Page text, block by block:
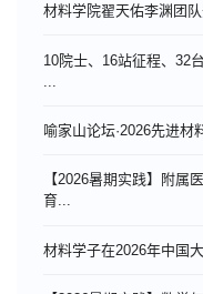
材料学院翟天佑李渊团
10院士、16站征程、32
喻家山论坛·2026先进
【2026暑期实践】附属
育...
材料学子在2026年中国